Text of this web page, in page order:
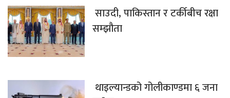
साउदी, पाकिस्तान र टर्कीबीच रक्षा
सम्झौता
थाइल्यान्डको गोलीकाण्डमा ६ जना